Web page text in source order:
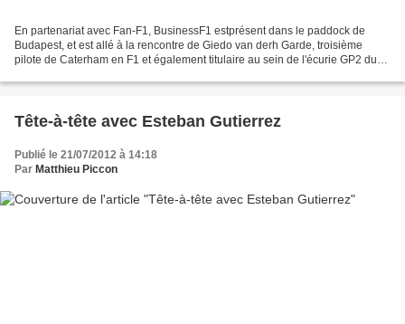
En partenariat avec Fan-F1, BusinessF1 estprésent dans le paddock de
Budapest, et est allé à la rencontre de Giedo van derh Garde, troisième
pilote de Caterham en F1 et également titulaire au sein de l'écurie GP2 du
Tête-à-tête avec Esteban Gutierrez
Publié le 21/07/2012 à 14:18
Par Matthieu Piccon